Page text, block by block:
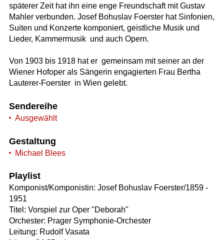
späterer Zeit hat ihn eine enge Freundschaft mit Gustav
Mahler verbunden. Josef Bohuslav Foerster hat Sinfonien,
Suiten und Konzerte komponiert, geistliche Musik und
Lieder, Kammermusik  und auch Opern.
Von 1903 bis 1918 hat er  gemeinsam mit seiner an der
Wiener Hofoper als Sängerin engagierten Frau Bertha
Lauterer-Foerster  in Wien gelebt.
Sendereihe
Ausgewählt
Gestaltung
Michael Blees
Playlist
Komponist/Komponistin: Josef Bohuslav Foerster/1859 -
1951
Titel: Vorspiel zur Oper "Deborah"
Orchester: Prager Symphonie-Orchester
Leitung: Rudolf Vasata